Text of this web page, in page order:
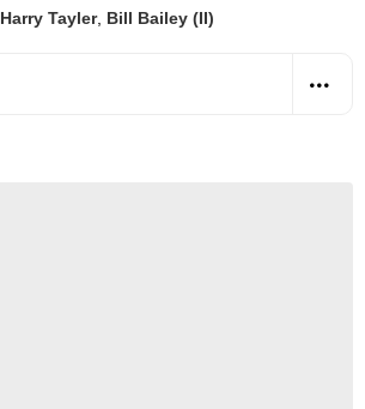
Harry Tayler, Bill Bailey (II)